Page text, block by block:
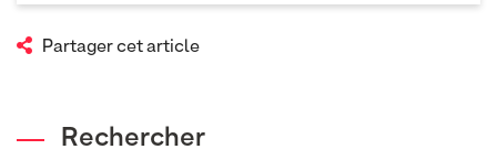
Partager cet article
Rechercher